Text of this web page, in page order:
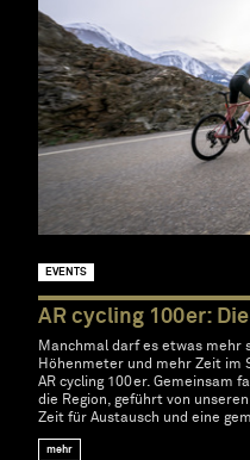
EVENTS
AR cycling 100er:
Manchmal darf es etwas mehr
Höhenmeter und mehr Zeit im
AR cycling 100er. Gemeinsam
die Region, geführt von
Zeit für Austausch und eine
mehr